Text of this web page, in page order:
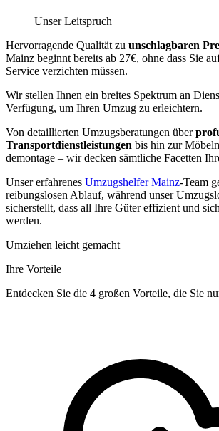
Unser Leitspruch
Hervorragende Qualität zu unschlagbaren
Mainz beginnt bereits ab 27€, ohne dass Sie
Service verzichten müssen.
Wir stellen Ihnen ein breites Spektrum an
Verfügung, um Ihren Umzug zu erleichtern.
Von detaillierten Umzugsberatungen über
Transportdienstleistungen bis hin zur
demontage – wir decken sämtliche Facetten
Unser erfahrenes Umzugshelfer Mainz-Team
reibungslosen Ablauf, während unser
sicherstellt, dass all Ihre Güter effizient und
werden.
Umziehen leicht gemacht
Ihre Vorteile
Entdecken Sie die 4 großen Vorteile, die Sie